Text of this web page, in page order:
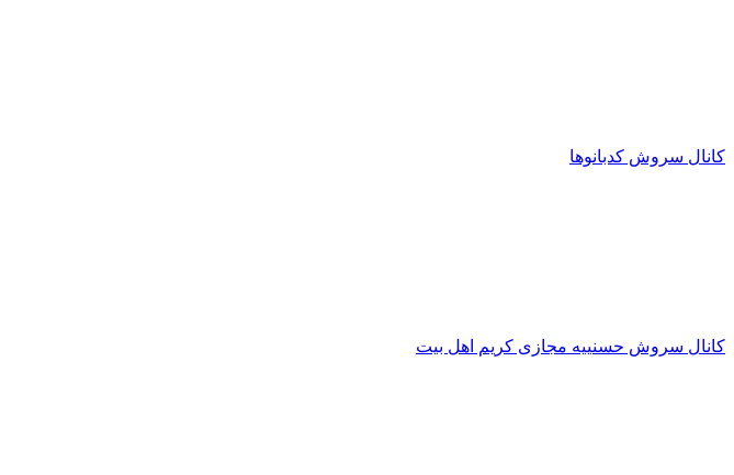
کانال سروش کدبانوها
کانال سروش حسنییه مجازی کریم اهل بیت